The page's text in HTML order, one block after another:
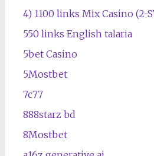
4) 1100 links Mix Casino (2-
550 links English talaria
5bet Casino
5Mostbet
7c77
888starz bd
8Mostbet